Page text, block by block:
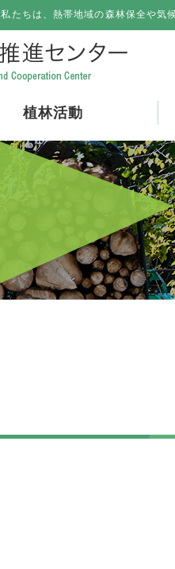
私たちは、熱帯地域の森林保全や気
植林活動